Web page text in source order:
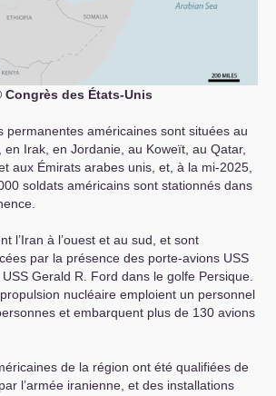
Congrès des États-Unis
permanentes américaines sont situées au
en Irak, en Jordanie, au Koweït, au Qatar,
aux Émirats arabes unis, et, à la mi-2025,
soldats américains sont stationnés dans
l’Iran à l’ouest et au sud, et sont
par la présence des porte-avions USS
USS Gerald R. Ford dans le golfe Persique.
nucléaire emploient un personnel
et embarquent plus de 130 avions
de la région ont été qualifiées de
l’armée iranienne, et des installations